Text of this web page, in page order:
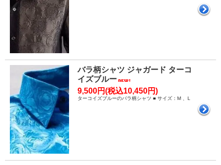
バラ柄シャツ ジャガード ターコ
イズブルー
9,500円(税込10,450円)
ターコイズブルーのバラ柄シャツ ■ サイズ：M 、L